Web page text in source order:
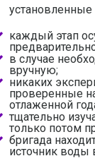
каждый этап
в случае
вручную;
никаких
проверенные
отлаженной
тщательно
только потом
бригада
источник воды